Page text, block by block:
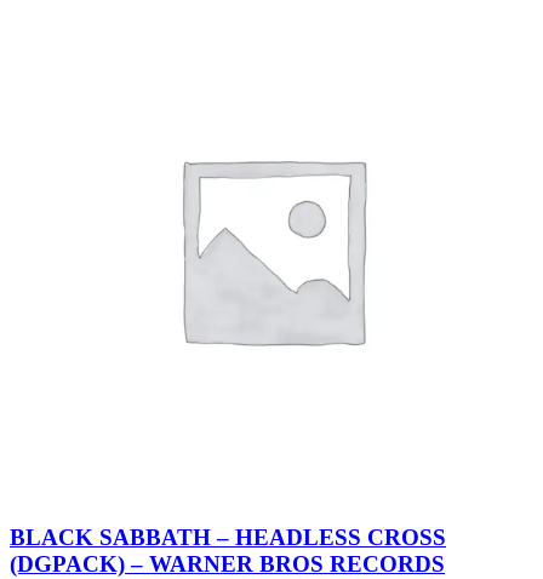
BLACK SABBATH – HEADLESS CROSS
(DGPACK) – WARNER BROS RECORDS